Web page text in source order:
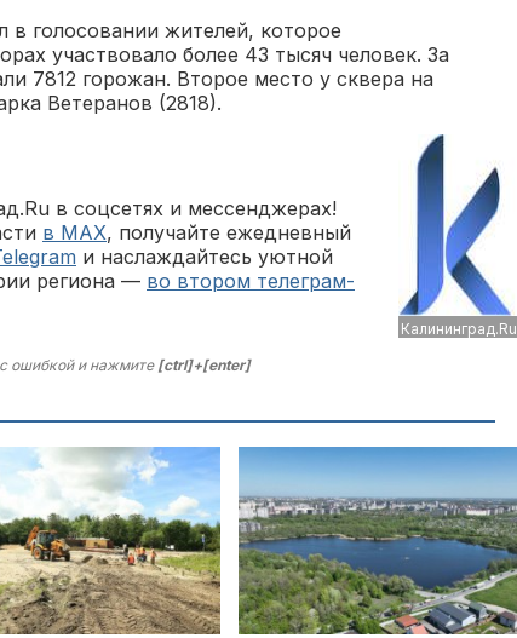
в голосовании жителей, которое
участвовало более 43 тысяч человек. За
7812 горожан. Второе место у сквера на
Ветеранов (2818).
Калининград.Ru
в соцсетях и мессенджерах!
в MAX, получайте ежедневный
и наслаждайтесь уютной
региона — во втором телеграм-
ошибкой и нажмите[ctrl]+[enter]